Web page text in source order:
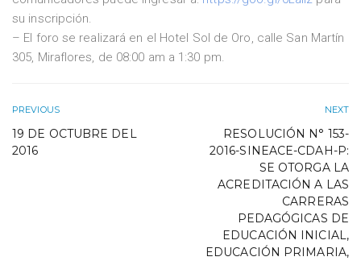
su inscripción.
– El foro se realizará en el Hotel Sol de Oro, calle San Martín
305, Miraflores, de 08:00 am a 1:30 pm.
PREVIOUS
19 DE OCTUBRE DEL
2016
NEXT
RESOLUCIÓN N° 153-
2016-SINEACE-CDAH-P:
SE OTORGA LA
ACREDITACIÓN A LAS
CARRERAS
PEDAGÓGICAS DE
EDUCACIÓN INICIAL,
EDUCACIÓN PRIMARIA,